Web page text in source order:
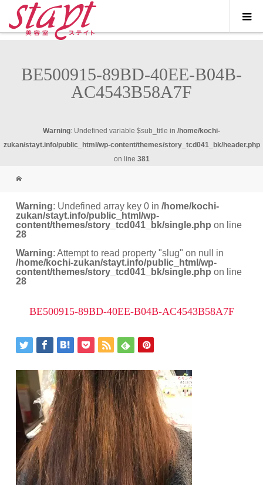
BE500915-89BD-40EE-B04B-
AC4543B58A7F
Warning: Undefined variable $sub_title in /home/kochi-
zukan/stayt.info/public_html/wp-content/themes/story_tcd041_bk/header.php
on line 381
Warning: Undefined array key 0 in/home/kochi-
zukan/stayt.info/public_html/wp-
content/themes/story_tcd041_bk/single.php on line
28
Warning: Attempt to read property "slug" on null in
/home/kochi-zukan/stayt.info/public_html/wp-
content/themes/story_tcd041_bk/single.php on line
28
BE500915-89BD-40EE-B04B-AC4543B58A7F